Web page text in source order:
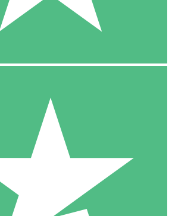
10 Téléchargements
20 00